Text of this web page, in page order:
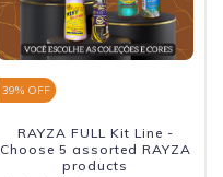
39% OFF
RAYZA FULL Kit Line -
Choose 5 assorted RAYZA
products